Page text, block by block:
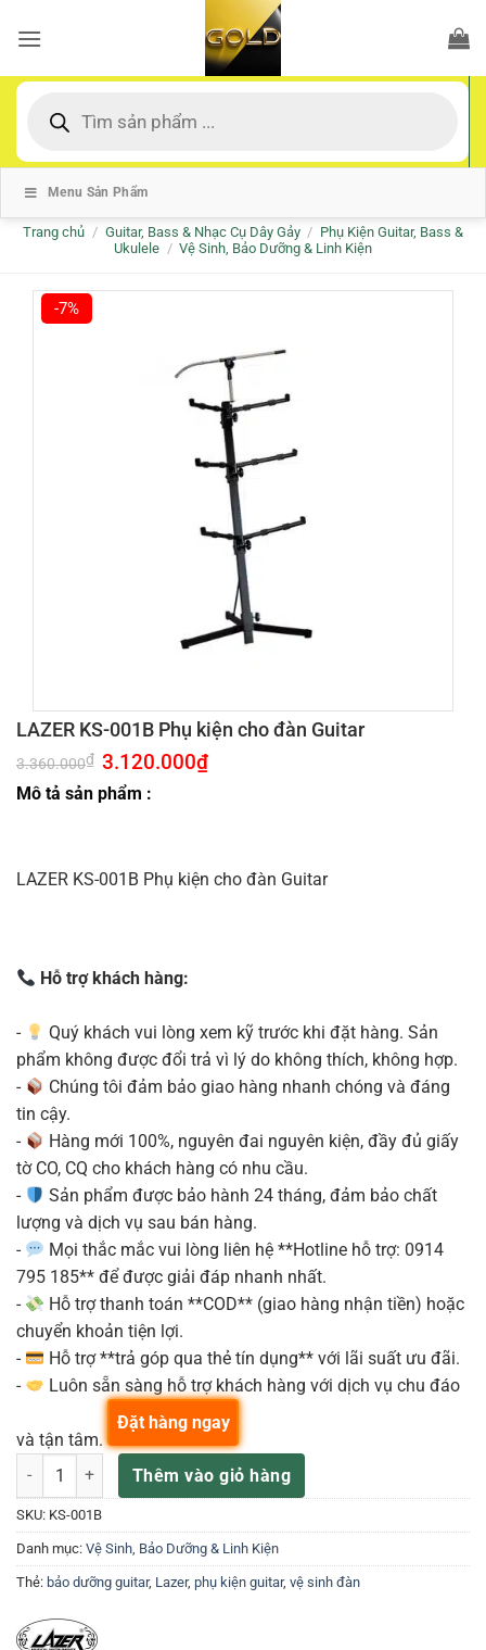
qua
dung
kiếm
Menu Sản Phẩm
Trang chủ / Guitar, Bass & Nhạc Cụ Dây Gảy / Phụ Kiện Guitar, Bass &
Ukulele / Vệ Sinh, Bảo Dưỡng & Linh Kiện
-7%
LAZER KS-001B Phụ kiện cho đàn Guitar
3.360.000₫ Giá
gốc
là:
3.360.000₫.
3.120.000₫Giá
Mô tả sản phẩm :
LAZER KS-001B Phụ kiện cho đàn Guitar
Hỗ trợ khách hàng:
-
Quý khách vui lòng xem kỹ trước khi đặt hàng. Sản
phẩm không được đổi trả vì lý do không thích, không hợp.
-
Chúng tôi đảm bảo giao hàng nhanh chóng và đáng
tin cậy.
-
Hàng mới 100%, nguyên đai nguyên kiện, đầy đủ giấy
tờ CO, CQ cho khách hàng có nhu cầu.
-
Sản phẩm được bảo hành 24 tháng, đảm bảo chất
lượng và dịch vụ sau bán hàng.
-
Mọi thắc mắc vui lòng liên hệ **Hotline hỗ trợ: 0914
795 185** để được giải đáp nhanh nhất.
-
Hỗ trợ thanh toán **COD** (giao hàng nhận tiền) hoặc
chuyển khoản tiện lợi.
-
Hỗ trợ **trả góp qua thẻ tín dụng** với lãi suất ưu đãi.
-
Luôn sẵn sàng hỗ trợ khách hàng với dịch vụ chu đáo
và tận tâm.
LAZER KS-001B Phụ kiện cho đàn Guitar số lượng
Thêm vào giỏ hàng
Đặt hàng ngay
SKU: KS-001B
Danh mục: Vệ Sinh, Bảo Dưỡng & Linh Kiện
Thẻ: bảo dưỡng guitar, Lazer, phụ kiện guitar, vệ sinh đàn